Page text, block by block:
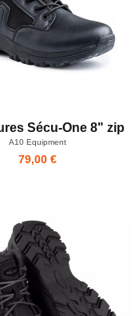
Sécu-One 8" zip
A10 Equipment
79,00 €